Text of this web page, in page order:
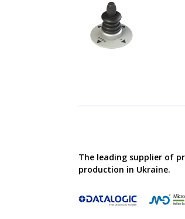
The leading supplier of
production in Ukraine.